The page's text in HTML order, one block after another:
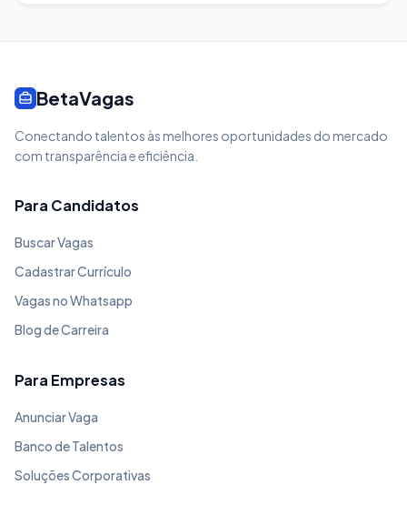
BetaVagas
Conectando talentos às melhores oportunidades do mercado
com transparência e eficiência.
Para Candidatos
Buscar Vagas
Cadastrar Currículo
Vagas no Whatsapp
Blog de Carreira
Para Empresas
Anunciar Vaga
Banco de Talentos
Soluções Corporativas